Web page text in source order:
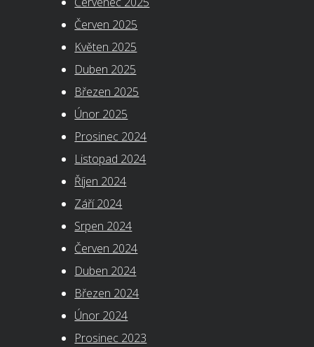
Červen 2025
Květen 2025
Duben 2025
Březen 2025
Únor 2025
Prosinec 2024
Listopad 2024
Říjen 2024
Září 2024
Srpen 2024
Červen 2024
Duben 2024
Březen 2024
Únor 2024
Prosinec 2023